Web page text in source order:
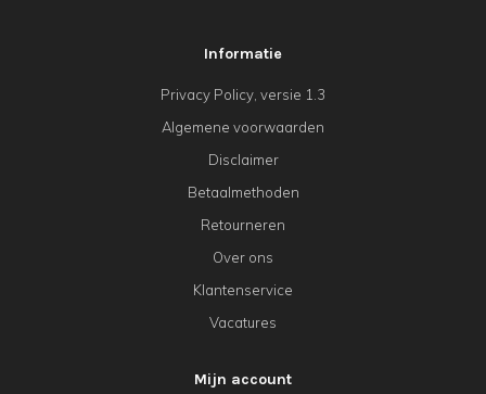
Informatie
Privacy Policy, versie 1.3
Algemene voorwaarden
Disclaimer
Betaalmethoden
Retourneren
Over ons
Klantenservice
Vacatures
Mijn account